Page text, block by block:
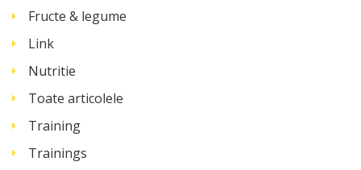
Fructe & legume
Link
Nutritie
Toate articolele
Training
Trainings